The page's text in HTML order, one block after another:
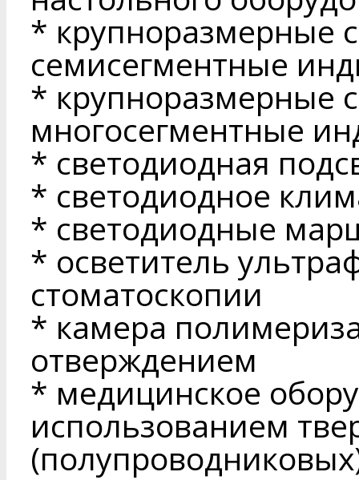
* крупноразмерные
семисегментные
* крупноразмерные
многосегментные
* светодиодная
* светодиодное
* светодиодные
* осветитель
стоматоскопии
* камера
отверждением
* медицинское
использованием